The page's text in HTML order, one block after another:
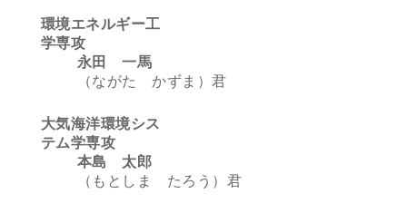
環境エネルギー工
学専攻
永田 一馬
（ながた かずま）君
大気海洋環境シス
テム学専攻
本島 太郎
（もとしま たろう）君